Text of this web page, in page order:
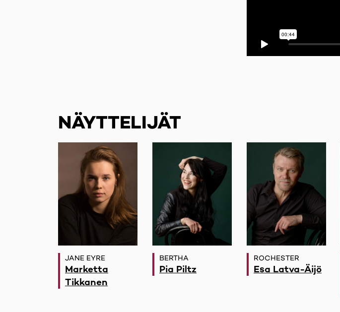
NÄYTTELIJÄT
JANE EYRE
Marketta
Tikkanen
BERTHA
Pia Piltz
ROCHESTER
Esa Latva-Äijö